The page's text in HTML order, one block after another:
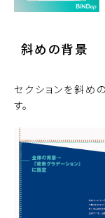
斜めの背景
セクションを斜め
す。